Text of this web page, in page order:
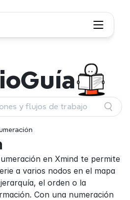
en Xmind te permite
a varios nodos en el mapa
el orden o la
Con una numeración
Guía
y flujos de trabajo